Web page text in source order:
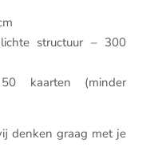
structuur – 300
50 kaarten (minder
denken graag met je